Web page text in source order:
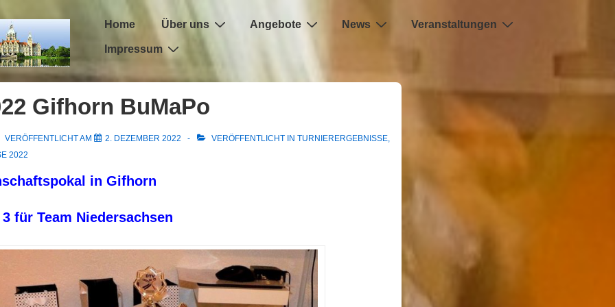
Hauptnavigation
Home Über uns Angebote News Veranstaltungen
Impressum
Gifhorn BuMaPo
VERÖFFENTLICHT AM 2. DEZEMBER 2022 VERÖFFENTLICHT IN TURNIERERGEBNISSE,
2022
in Gifhorn
für Team Niedersachsen